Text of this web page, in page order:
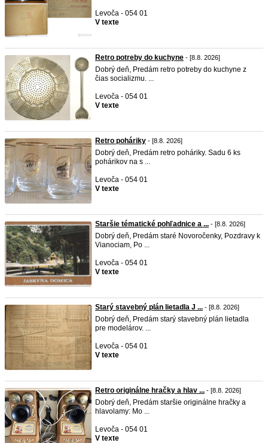
Levoča - 054 01
V texte
Retro potreby do kuchyne - [8.8. 2026]
Dobrý deň, Predám retro potreby do kuchyne z
čias socializmu. ...
Levoča - 054 01
V texte
Retro poháriky - [8.8. 2026]
Dobrý deň, Predám retro poháriky. Sadu 6 ks
pohárikov na s ...
Levoča - 054 01
V texte
Staršie tématické pohľadnice a ... - [8.8. 2026]
Dobrý deň, Predám staré Novoročenky, Pozdravy k
Vianociam, Po ...
Levoča - 054 01
V texte
Starý stavebný plán lietadla J ... - [8.8. 2026]
Dobrý deň, Predám starý stavebný plán lietadla
pre modelárov. ...
Levoča - 054 01
V texte
Retro originálne hračky a hlav ... - [8.8. 2026]
Dobrý deň, Predám staršie originálne hračky a
hlavolamy: Mo ...
Levoča - 054 01
V texte